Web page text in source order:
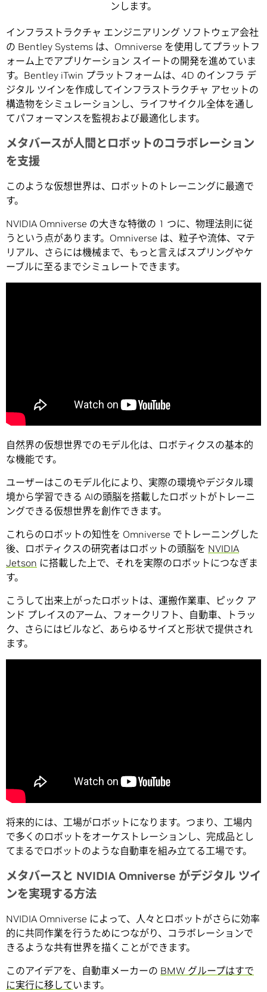
ンします。
インフラストラクチャ エンジニアリング ソフトウェア会社
の Bentley Systems は、Omniverse を使用してプラットフ
ォーム上でアプリケーション スイートの開発を進めていま
す。Bentley iTwin プラットフォームは、4D のインフラ デ
ジタル ツインを作成してインフラストラクチャ アセットの
構造物をシミュレーションし、ライフサイクル全体を通し
てパフォーマンスを監視および最適化します。
メタバースが人間とロボットのコラボレーション
を支援
このような仮想世界は、ロボットのトレーニングに最適で
す。
NVIDIA Omniverse の大きな特徴の 1 つに、物理法則に従
うという点があります。Omniverse は、粒子や流体、マテ
リアル、さらには機械まで、もっと言えばスプリングやケ
ーブルに至るまでシミュレートできます。
自然界の仮想世界でのモデル化は、ロボティクスの基本的
な機能です。
ユーザーはこのモデル化により、実際の環境やデジタル環
境から学習できる AIの頭脳を搭載したロボットがトレーニ
ングできる仮想世界を創作できます。
これらのロボットの知性を Omniverse でトレーニングした
後、ロボティクスの研究者はロボットの頭脳を NVIDIA
Jetson に搭載した上で、それを実際のロボットにつなぎま
す。
こうして出来上がったロボットは、運搬作業車、ピック ア
ンド プレイスのアーム、フォークリフト、自動車、トラッ
ク、さらにはビルなど、あらゆるサイズと形状で提供され
ます。
将来的には、工場がロボットになります。つまり、工場内
で多くのロボットをオーケストレーションし、完成品とし
てまるでロボットのような自動車を組み立てる工場です。
メタバースと NVIDIA Omniverse がデジタル ツイ
ンを実現する方法
NVIDIA Omniverse によって、人々とロボットがさらに効率
的に共同作業を行うためにつながり、コラボレーションで
きるような共有世界を描くことができます。
このアイデアを、自動車メーカーの BMW グループはすで
に実行に移して います。